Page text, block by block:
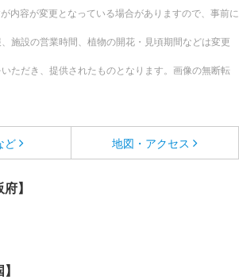
内容が変更となっている場合がありますので、事前に
施設の営業時間、植物の開花・見頃期間などは変更
ただき、提供されたものとなります。画像の無断転
ど 地図・アクセス
】